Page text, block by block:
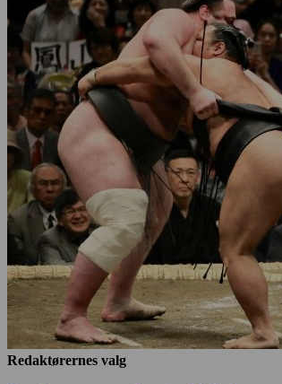
Redaktørernes valg